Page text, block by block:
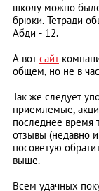
школу можно
брюки. Тетради
Абди - 12.
А вот сайт
общем, но не в
Так же следует
приемлемые,
последнее время
отзывы (недавно
посоветую
выше.
Всем удачных